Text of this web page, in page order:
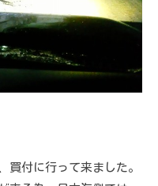
買付に行って来ました。